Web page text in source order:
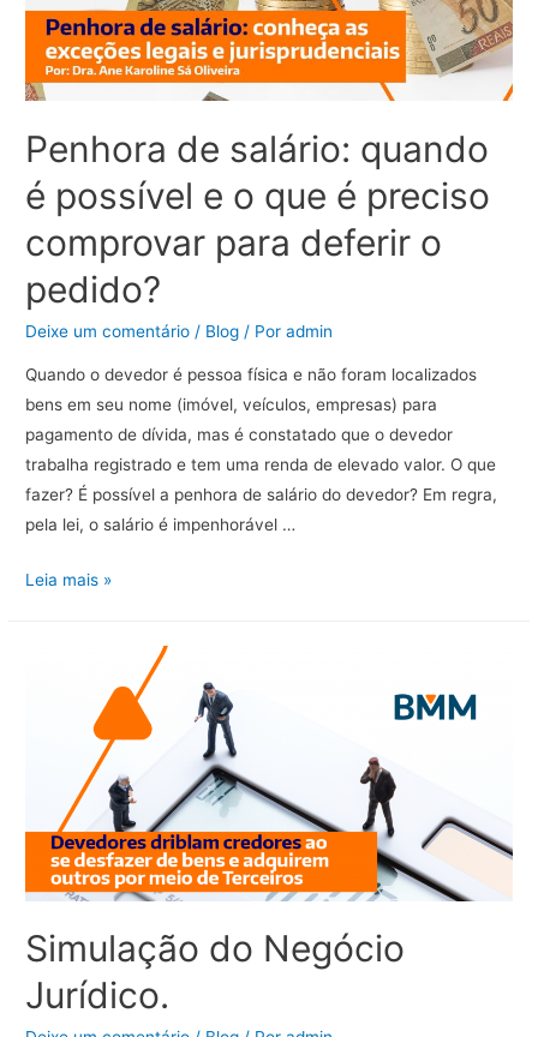
Penhora de salário: quando
é possível e o que é preciso
comprovar para deferir o
pedido?
Deixe um comentário / Blog / Poradmin
Quando o devedor é pessoa física e não foram localizados
bens em seu nome (imóvel, veículos, empresas) para
pagamento de dívida, mas é constatado que o devedor
trabalha registrado e tem uma renda de elevado valor. O que
fazer? É possível a penhora de salário do devedor? Em regra,
pela lei, o salário é impenhorável …
Penhora
preciso
para
deferir
o
pedido?
Leia mais »
Simulação do Negócio
Jurídico.